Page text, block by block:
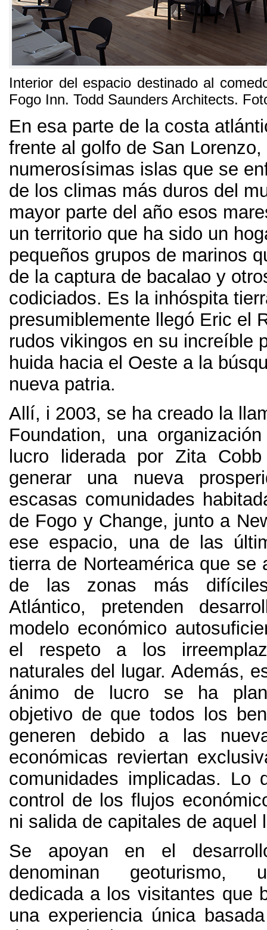
Interior del espacio destinado al
Fogo Inn. Todd Saunders Architects.
En esa parte de la costa
frente al golfo de San Lorenzo,
numerosísimas islas que se
de los climas más duros del
mayor parte del año esos
un territorio que ha sido un
pequeños grupos de marinos
de la captura de bacalao y
codiciados. Es la inhóspita
presumiblemente llegó Eric el
rudos vikingos en su increíble
huida hacia el Oeste a la
nueva patria.
Allí, i 2003, se ha creado la
Foundation, una
lucro liderada por Zita
generar una nueva
escasas comunidades
de Fogo y Change, junto a
ese espacio, una de las
tierra de Norteamérica que se
de las zonas más
Atlántico, pretenden
modelo económico
el respeto a los
naturales del lugar. Además,
ánimo de lucro se ha
objetivo de que todos los
generen debido a las
económicas reviertan
comunidades implicadas. Lo
control de los flujos
ni salida de capitales de aquel
Se apoyan en el
denominan geoturismo,
dedicada a los visitantes que
una experiencia única